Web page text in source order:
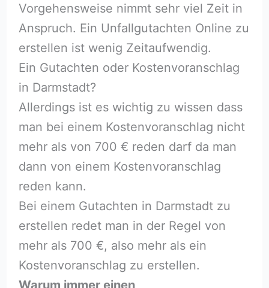
Vorgehensweise nimmt sehr viel Zeit in
Anspruch. Ein Unfallgutachten Online zu
erstellen ist wenig Zeitaufwendig.
Ein Gutachten oder Kostenvoranschlag
in Darmstadt?
Allerdings ist es wichtig zu wissen dass
man bei einem Kostenvoranschlag nicht
mehr als von 700 € reden darf da man
dann von einem Kostenvoranschlag
reden kann.
Bei einem Gutachten in Darmstadt zu
erstellen redet man in der Regel von
mehr als 700 €, also mehr als ein
Kostenvoranschlag zu erstellen.
Warum immer einen